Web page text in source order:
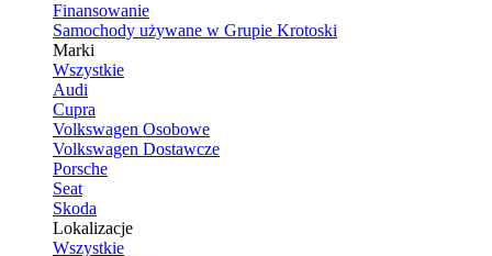
Finansowanie
Samochody używane w Grupie Krotoski
Marki
Wszystkie
Audi
Cupra
Volkswagen Osobowe
Volkswagen Dostawcze
Porsche
Seat
Skoda
Lokalizacje
Wszystkie